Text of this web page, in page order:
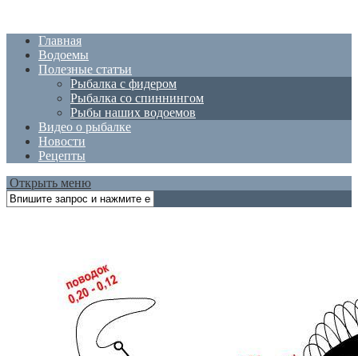
Главная
Водоемы
Полезные статъи
Рыбалка с фидером
Рыбалка со спиннингом
Рыбы наших водоемов
Видео о рыбалке
Новости
Рецепты
Открыть меню